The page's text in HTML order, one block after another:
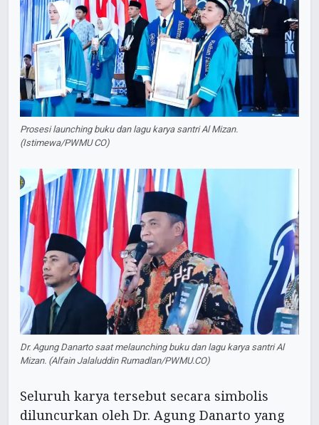
Prosesi launching buku dan lagu karya santri Al Mizan.
(Istimewa/PWMU CO)
Dr. Agung Danarto saat melaunching buku dan lagu karya santri Al
Mizan. (Alfain Jalaluddin Rumadlan/PWMU.CO)
Seluruh karya tersebut secara simbolis
diluncurkan oleh Dr. Agung Danarto yang